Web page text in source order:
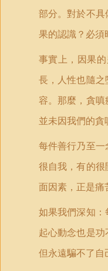
部分。對於不
果的認識？必
事實上，因果
長，人性也隨
容。那麼，貪
並未因我們的
每件善行乃至
很自我，有的
面因素，正是痛
如果我們深知
起心動念也是
但永遠騙不了